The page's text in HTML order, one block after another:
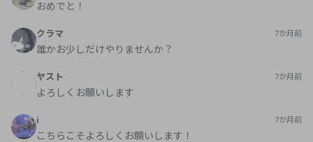
おめでと！
クラマ 7か月前
誰かお少しだけやりませんか？
ヤスト 7か月前
よろしくお願いします
i 7か月前
こちらこそよろしくお願いします！